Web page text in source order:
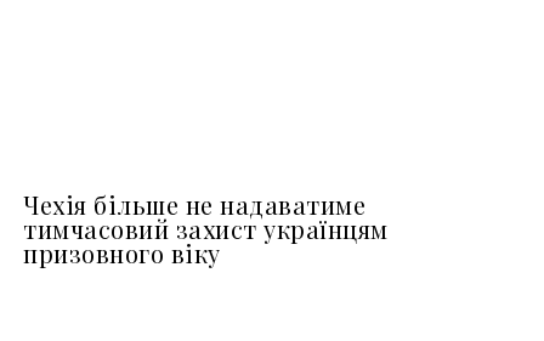
Чехія більше не надаватиме
тимчасовий захист українцям
призовного віку